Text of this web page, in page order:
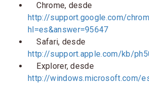
Chrome, desde
http://support.google.com/
hl=es&answer=95647
Safari, desde
http://support.apple.com/kb/
Explorer, desde
http://windows.microsoft.com/